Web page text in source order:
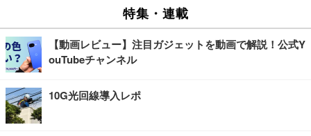
特集・連載
【動画レビュー】注目ガジェットを動画で解説！公式Y
ouTubeチャンネル
10G光回線導入レポ